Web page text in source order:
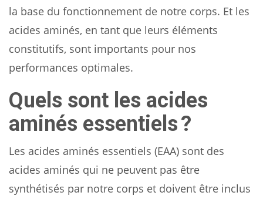
la base du fonctionnement de notre corps. Et les
acides aminés, en tant que leurs éléments
constitutifs, sont importants pour nos
performances optimales.
Quels sont les acides
aminés essentiels ?
Les acides aminés essentiels (EAA) sont des
acides aminés qui ne peuvent pas être
synthétisés par notre corps et doivent être inclus